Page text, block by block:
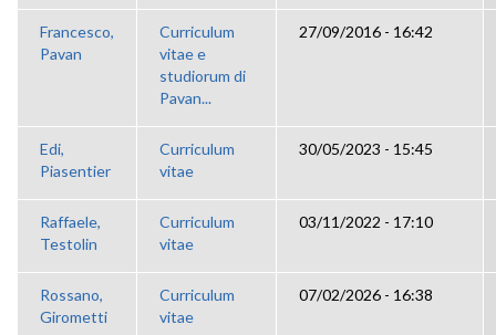
Francesco,
Pavan
Curriculum
vitae e
studiorum di
Pavan...
27/09/2016 - 16:42
Edi,
Piasentier
Curriculum
vitae
30/05/2023 - 15:45
Raffaele,
Testolin
Curriculum
vitae
03/11/2022 - 17:10
Rossano,
Girometti
Curriculum
vitae
07/02/2026 - 16:38